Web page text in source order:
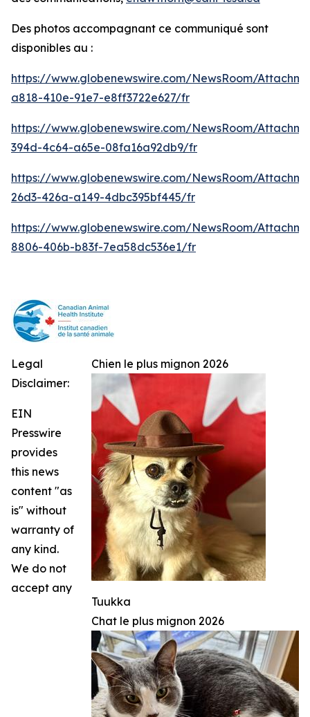
Des photos accompagnant ce communiqué sont
disponibles au :
https://www.globenewswire.com/NewsRoom/
a818-410e-91e7-e8ff3722e627/fr
https://www.globenewswire.com/NewsRoom/
394d-4c64-a65e-08fa16a92db9/fr
https://www.globenewswire.com/NewsRoom/
26d3-426a-a149-4dbc395bf445/fr
https://www.globenewswire.com/NewsRoom/
8806-406b-b83f-7ea58dc536e1/fr
Chien le plus mignon 2026
Tuukka
Chat le plus mignon 2026
Legal
Disclaimer:
EIN
Presswire
provides
this news
content "as
is" without
warranty of
any kind.
We do not
accept any